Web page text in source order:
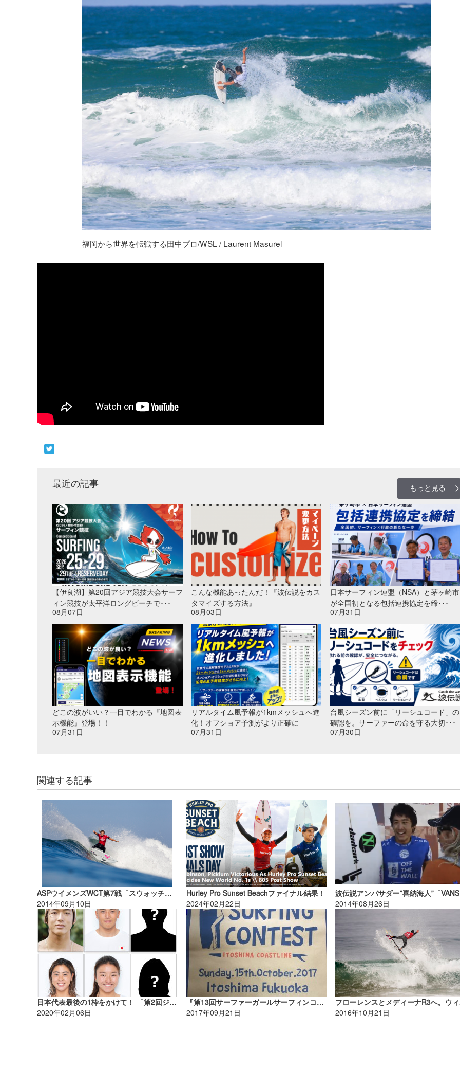
福岡から世界を転戦する田中プロ/WSL / Laurent Masurel
最近の記事 もっと見る
【伊良湖】第20回アジア競技大会サーフ
ィン競技が太平洋ロングビーチで･･･
08月07日
こんな機能あったんだ！『波伝説をカス
タマイズする方法』
08月03日
日本サーフィン連盟（NSA）と茅ヶ崎市
が全国初となる包括連携協定を締･･･
07月31日
どこの波がいい？一目でわかる『地図表
示機能』登場！！
07月31日
リアルタイム風予報が1kmメッシュへ進
化！オフショア予測がより正確に
07月31日
台風シーズン前に「リーシュコード」の
確認を。サーファーの命を守る大切･･･
07月30日
関連する記事
ASPウイメンズWCT第7戦「スウォッチ・ウイメンズ・プロ・トラッスルズ」がスタート。
2014年09月10日
Hurley Pro Sunset Beachファイナル結果！
2024年02月22日
2014年08月26日
日本代表最後の1枠をかけて！ 「第2回ジャパンオープンオブサーフィン」 開催概要決定！！
2020年02月06日
『第13回サーファーガールサーフィンコンテスト2017』エントリー締め切り迫る！
2017年09月21日
2016年10月21日